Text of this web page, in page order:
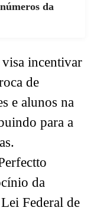
da
incentivar
de
e alunos na
para a
da
Federal de